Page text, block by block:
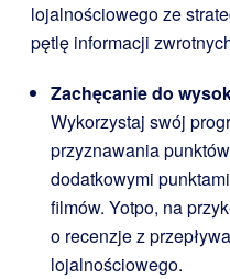
lojalnościowego ze
pętlę informacji
Zachęcanie do
Wykorzystaj swój
przyznawania
dodatkowymi
filmów. Yotpo, na
o recenzje z
lojalnościowego.